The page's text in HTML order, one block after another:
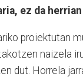
ez da
proiektutan
naizela
dut. Horrela